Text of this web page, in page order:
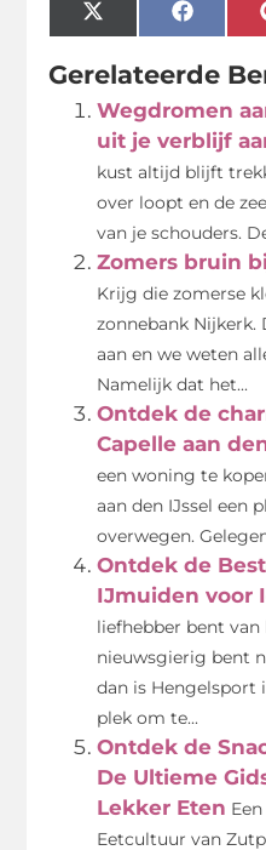
X
(Twitter)
Gerelateerde
Wegdromen
uit je verblijf
kust altijd blijft
over loopt en de
van je schouders.
Zomers bruin
Krijg die zomerse
zonnebank
aan en we weten
Namelijk dat het...
Ontdek de
Capelle aan
een woning te
aan den IJssel een
overwegen.
Ontdek de
IJmuiden voor
liefhebber bent
nieuwsgierig bent
dan is Hengelsport
plek om te...
Ontdek de
De Ultieme
Lekker Eten
Eetcultuur van